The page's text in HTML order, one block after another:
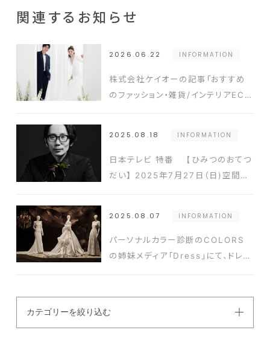
関連するお知らせ
2026.06.22 INFORMATION
株式会社ケイオーの記事「おすすめ
のファッション・雑貨/インテリアECサ
PHOTO PARK」をご紹介いただき
ました
2025.08.18 INFORMATION
日本テレビ 特番 【ひみつのおてつ
だい】 2025年7月27日（日)空間コ
2025.08.07
INFORMATION
パーソナルカラー診断のCOLORS
の姉妹メディア「Dress」にて、ドレス
れました！
カテゴリーを絞り込む